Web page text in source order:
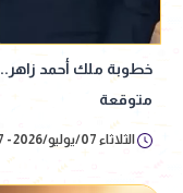
خطوبة ملك أحمد
متوقعة
الثلاثاء 07/يوليو/2026 - 05:27 م